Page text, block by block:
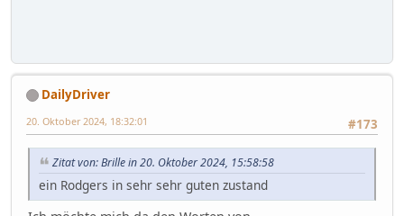
DailyDriver
#173
20. Oktober 2024, 18:32:01
Zitat von: Brille in 20. Oktober 2024, 15:58:58
ein Rodgers in sehr sehr guten zustand